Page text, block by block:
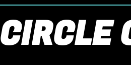
CIRCLE